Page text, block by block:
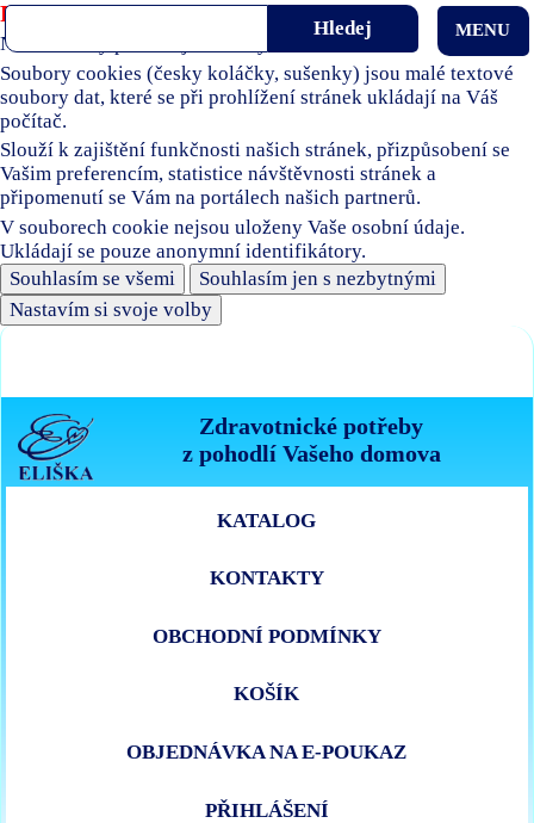
Používáme soubory cookies
Naše stránky používají soubory cookies.
Soubory cookies (česky koláčky, sušenky) jsou malé textové
soubory dat, které se při prohlížení stránek ukládají na Váš
počítač.
Slouží k zajištění funkčnosti našich stránek, přizpůsobení se
Vašim preferencím, statistice návštěvnosti stránek a
připomenutí se Vám na portálech našich partnerů.
V souborech cookie nejsou uloženy Vaše osobní údaje.
Ukládají se pouze anonymní identifikátory.
Souhlasím se všemi
Souhlasím jen s nezbytnými
Nastavím si svoje volby
Zdravotnické potřeby
z pohodlí Vašeho domova
MENU
KATALOG
KONTAKTY
OBCHODNÍ PODMÍNKY
KOŠÍK
OBJEDNÁVKA NA E-POUKAZ
PŘIHLÁŠENÍ